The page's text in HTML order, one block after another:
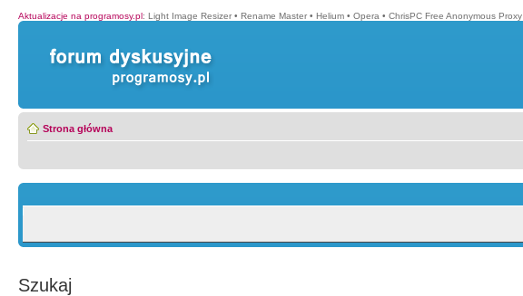
Aktualizacje na programosy.pl: Light Image Resizer • Rename Master • Helium • Opera • ChrisPC Free Anonymous Proxy
Strona główna
Szukaj